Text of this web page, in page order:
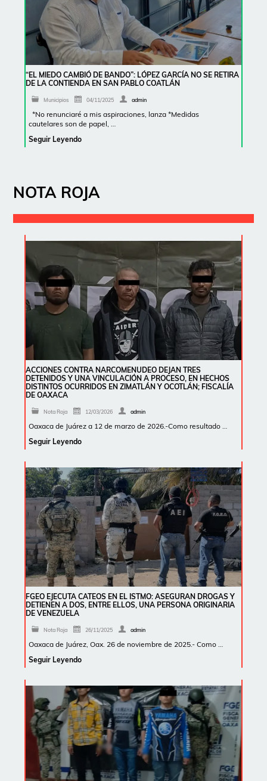
“EL MIEDO CAMBIÓ DE BANDO”: LÓPEZ GARCÍA NO SE RETIRA
DE LA CONTIENDA EN SAN PABLO COATLÁN
Municipios 04/11/2025 admin
*No renunciaré a mis aspiraciones, lanza *Medidas
cautelares son de papel, …
Seguir Leyendo
NOTA ROJA
ACCIONES CONTRA NARCOMENUDEO DEJAN TRES
DETENIDOS Y UNA VINCULACIÓN A PROCESO, EN HECHOS
DISTINTOS OCURRIDOS EN ZIMATLÁN Y OCOTLÁN; FISCALÍA
DE OAXACA
Nota Roja 12/03/2026 admin
Oaxaca de Juárez a 12 de marzo de 2026.-Como resultado …
Seguir Leyendo
FGEO EJECUTA CATEOS EN EL ISTMO: ASEGURAN DROGAS Y
DETIENEN A DOS, ENTRE ELLOS, UNA PERSONA ORIGINARIA
DE VENEZUELA
Nota Roja 26/11/2025 admin
Oaxaca de Juárez, Oax. 26 de noviembre de 2025.- Como …
Seguir Leyendo